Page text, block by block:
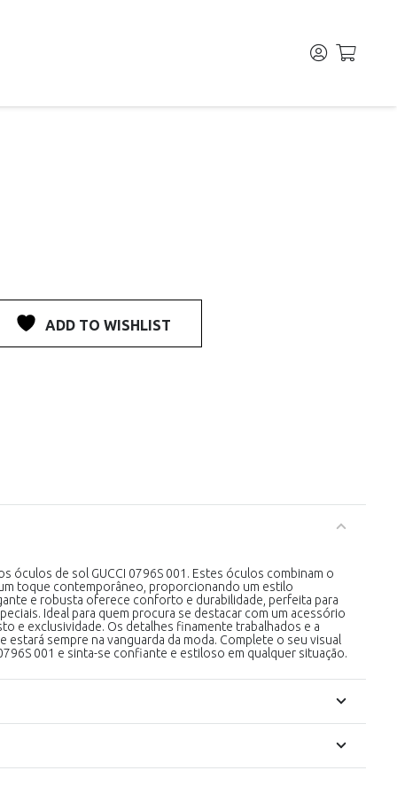
ADD TO WISHLIST
óculos de sol GUCCI 0796S 001. Estes óculos combinam o
toque contemporâneo, proporcionando um estilo
e robusta oferece conforto e durabilidade, perfeita para
Ideal para quem procura se destacar com um acessório
e exclusividade. Os detalhes finamente trabalhados e a
estará sempre na vanguarda da moda. Complete o seu visual
001 e sinta-se confiante e estiloso em qualquer situação.